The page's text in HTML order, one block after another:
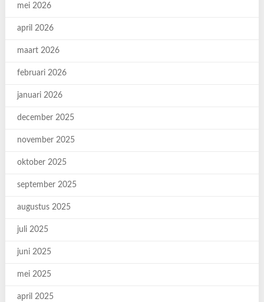
mei 2026
april 2026
maart 2026
februari 2026
januari 2026
december 2025
november 2025
oktober 2025
september 2025
augustus 2025
juli 2025
juni 2025
mei 2025
april 2025